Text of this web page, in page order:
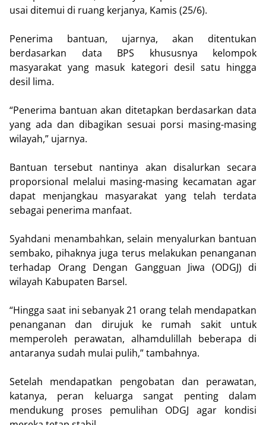
usai ditemui di ruang kerjanya, Kamis (25/6).
Penerima bantuan, ujarnya, akan ditentukan
berdasarkan data BPS khususnya kelompok
masyarakat yang masuk kategori desil satu hingga
desil lima.
“Penerima bantuan akan ditetapkan berdasarkan data
yang ada dan dibagikan sesuai porsi masing-masing
wilayah,” ujarnya.
Bantuan tersebut nantinya akan disalurkan secara
proporsional melalui masing-masing kecamatan agar
dapat menjangkau masyarakat yang telah terdata
sebagai penerima manfaat.
Syahdani menambahkan, selain menyalurkan bantuan
sembako, pihaknya juga terus melakukan penanganan
terhadap Orang Dengan Gangguan Jiwa (ODGJ) di
wilayah Kabupaten Barsel.
“Hingga saat ini sebanyak 21 orang telah mendapatkan
penanganan dan dirujuk ke rumah sakit untuk
memperoleh perawatan, alhamdulillah beberapa di
antaranya sudah mulai pulih,” tambahnya.
Setelah mendapatkan pengobatan dan perawatan,
katanya, peran keluarga sangat penting dalam
mendukung proses pemulihan ODGJ agar kondisi